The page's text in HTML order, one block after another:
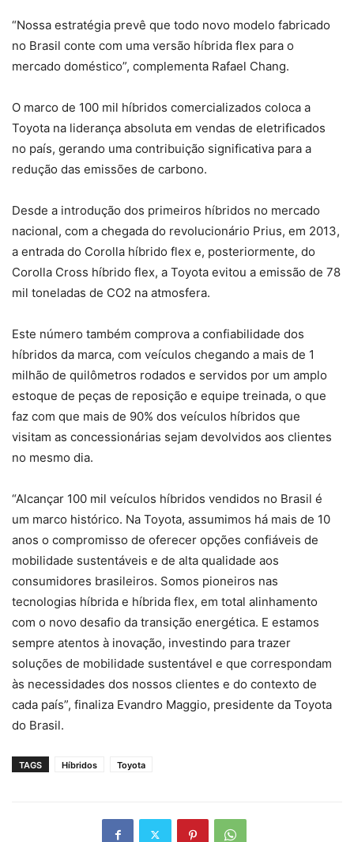
“Nossa estratégia prevê que todo novo modelo fabricado
no Brasil conte com uma versão híbrida flex para o
mercado doméstico”, complementa Rafael Chang.
O marco de 100 mil híbridos comercializados coloca a
Toyota na liderança absoluta em vendas de eletrificados
no país, gerando uma contribuição significativa para a
redução das emissões de carbono.
Desde a introdução dos primeiros híbridos no mercado
nacional, com a chegada do revolucionário Prius, em 2013,
a entrada do Corolla híbrido flex e, posteriormente, do
Corolla Cross híbrido flex, a Toyota evitou a emissão de 78
mil toneladas de CO2 na atmosfera.
Este número também comprova a confiabilidade dos
híbridos da marca, com veículos chegando a mais de 1
milhão de quilômetros rodados e servidos por um amplo
estoque de peças de reposição e equipe treinada, o que
faz com que mais de 90% dos veículos híbridos que
visitam as concessionárias sejam devolvidos aos clientes
no mesmo dia.
“Alcançar 100 mil veículos híbridos vendidos no Brasil é
um marco histórico. Na Toyota, assumimos há mais de 10
anos o compromisso de oferecer opções confiáveis de
mobilidade sustentáveis e de alta qualidade aos
consumidores brasileiros. Somos pioneiros nas
tecnologias híbrida e híbrida flex, em total alinhamento
com o novo desafio da transição energética. E estamos
sempre atentos à inovação, investindo para trazer
soluções de mobilidade sustentável e que correspondam
às necessidades dos nossos clientes e do contexto de
cada país”, finaliza Evandro Maggio, presidente da Toyota
do Brasil.
TAGS Híbridos Toyota